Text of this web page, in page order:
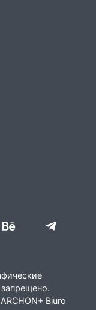
Biuro